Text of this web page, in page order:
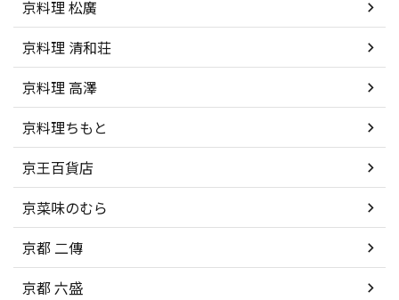
京料理 松廣
京料理 清和荘
京料理 高澤
京料理ちもと
京王百貨店
京菜味のむら
京都 二傳
京都 六盛